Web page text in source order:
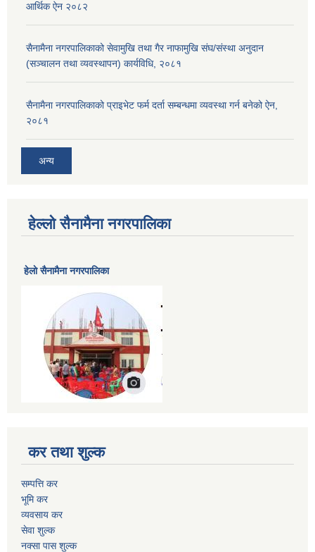
आर्थिक ऐन २०८२
सैनामैना नगरपालिकाको सेवामुखि तथा गैर नाफामुखि संघ/संस्था अनुदान
(सञ्चालन तथा व्यवस्थापन) कार्यविधि, २०८१
सैनामैना नगरपालिकाको प्राइभेट फर्म दर्ता सम्बन्धमा व्यवस्था गर्न बनेको ऐन,
२०८१
अन्य
हेल्लो सैनामैना नगरपालिका
हेलाे सैनामैना नगरपालिका
कर तथा शुल्क
सम्पत्ति कर
भूमि कर
व्यवसाय कर
सेवा शुल्क
नक्सा पास शुल्क